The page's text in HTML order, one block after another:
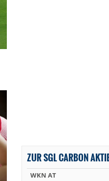
ZUR SGL CARBON
WKN AT